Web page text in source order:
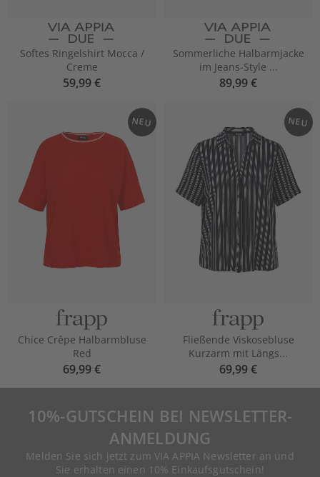
Softes Ringelshirt Mocca /
Creme
59,99 €
Sommerliche Halbarmjacke
im Jeans-Style ...
89,99 €
NEU
Chice Crêpe Halbarmbluse
Red
69,99 €
NEU
Fließende Viskosebluse
Kurzarm mit Längs...
69,99 €
10%-GUTSCHEIN BEI NEWSLETTER-
ANMELDUNG
Melden Sie sich jetzt zum VIA APPIA Newsletter an und
Sie erhalten einen 10% Einkaufsgutschein!